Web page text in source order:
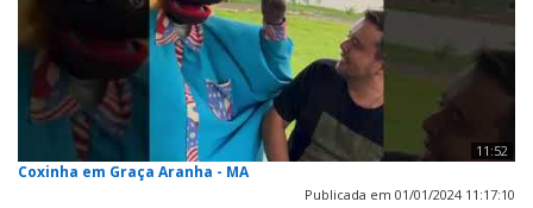
11:52
Coxinha em Graça Aranha - MA
Publicada em 01/01/2024 11:17:10